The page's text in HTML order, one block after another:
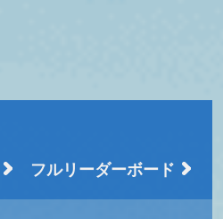
フルリーダーボード